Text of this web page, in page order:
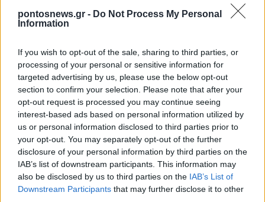
pontosnews.gr - Do Not Process My Personal
Information
If you wish to opt-out of the sale, sharing to third parties, or
processing of your personal or sensitive information for
targeted advertising by us, please use the below opt-out
section to confirm your selection. Please note that after your
opt-out request is processed you may continue seeing
interest-based ads based on personal information utilized by
us or personal information disclosed to third parties prior to
your opt-out. You may separately opt-out of the further
disclosure of your personal information by third parties on the
IAB’s list of downstream participants. This information may
also be disclosed by us to third parties on the IAB’s List of
Downstream Participants that may further disclose it to other
ΑΘΛΗΤΙΣΜΟΣ
Γκεβόργκ Χαρουτιουνιάν: Χάλκινο στο
Παγκόσμιο πρωτάθλημα πάλης με… σπασμένο
χέρι
3/08/2026 - 11:28πμ